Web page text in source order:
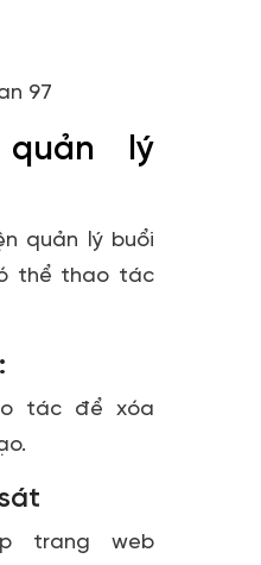
lý
quản lý buổi
thể thao tác
tác để xóa
trang web